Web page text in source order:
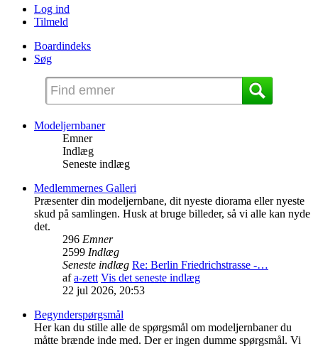
Log ind
Tilmeld
Boardindeks
Søg
Modeljernbaner
Emner
Indlæg
Seneste indlæg
Medlemmernes Galleri
Præsenter din modeljernbane, dit nyeste diorama eller nyeste
skud på samlingen. Husk at bruge billeder, så vi alle kan nyde
det.
296 Emner
2599 Indlæg
Seneste indlæg Re: Berlin Friedrichstrasse -…
afa-zett Vis det seneste indlæg
22 jul 2026, 20:53
Begynderspørgsmål
Her kan du stille alle de spørgsmål om modeljernbaner du
måtte brænde inde med. Der er ingen dumme spørgsmål. Vi